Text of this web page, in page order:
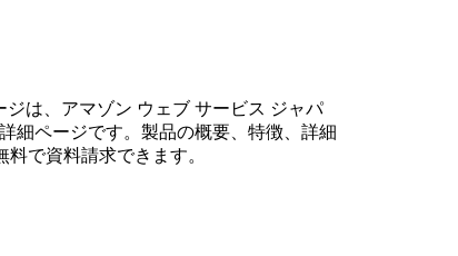
は、 アマゾン ウェブ サービス ジャパ
細ページです。製品の概要、特徴、詳細
で資料請求できます。